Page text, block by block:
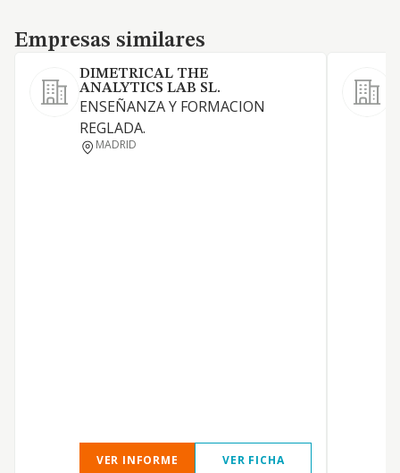
Empresas similares
Empresas similares
DIMETRICAL THE
ANALYTICS LAB SL.
ENSEÑANZA Y FORMACION
REGLADA.
MADRID
VER INFORME VER FICHA